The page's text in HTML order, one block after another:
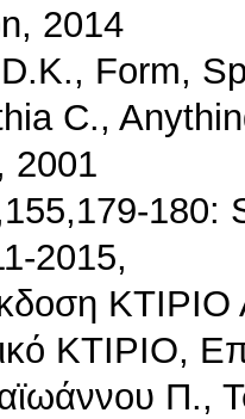
2014
Form,
C.,
2001
180:
2015,
έκδοση
ΚΤΙΡΙΟ,
Π.,